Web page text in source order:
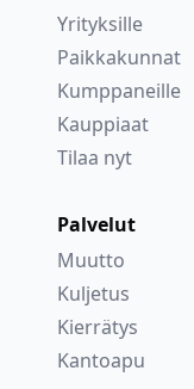
Yrityksille
Paikkakunnat
Kumppaneille
Kauppiaat
Tilaa nyt
Palvelut
Muutto
Kuljetus
Kierrätys
Kantoapu